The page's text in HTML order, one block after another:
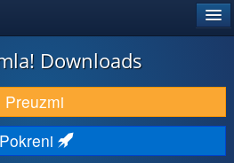
(EKSTENZIJE)
Downloads
Preuzmi
Pokreni